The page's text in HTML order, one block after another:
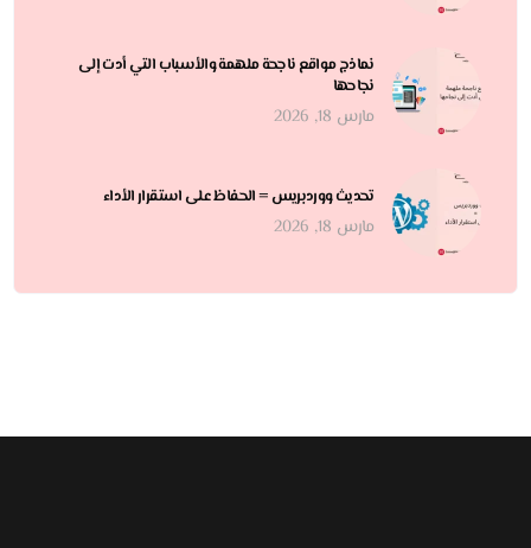
نماذج مواقع ناجحة ملهمة والأسباب التي أدت إلى
نجاحها
مارس 18, 2026
تحديث ووردبريس = الحفاظ على استقرار الأداء
مارس 18, 2026